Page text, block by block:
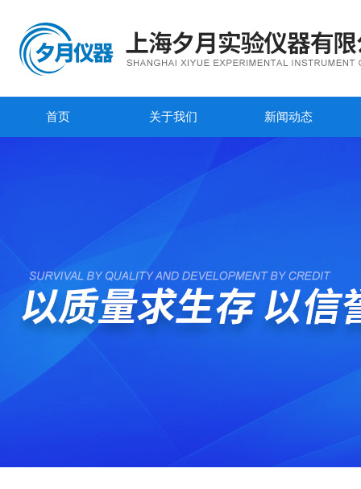
首页 关于我们 新闻动态